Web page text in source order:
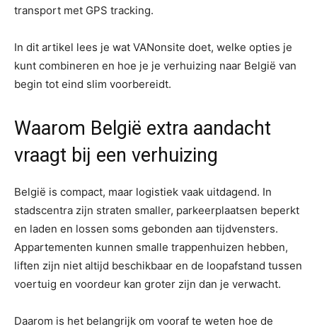
transport met GPS tracking.
In dit artikel lees je wat VANonsite doet, welke opties je
kunt combineren en hoe je je verhuizing naar België van
begin tot eind slim voorbereidt.
Waarom België extra aandacht
vraagt bij een verhuizing
België is compact, maar logistiek vaak uitdagend. In
stadscentra zijn straten smaller, parkeerplaatsen beperkt
en laden en lossen soms gebonden aan tijdvensters.
Appartementen kunnen smalle trappenhuizen hebben,
liften zijn niet altijd beschikbaar en de loopafstand tussen
voertuig en voordeur kan groter zijn dan je verwacht.
Daarom is het belangrijk om vooraf te weten hoe de